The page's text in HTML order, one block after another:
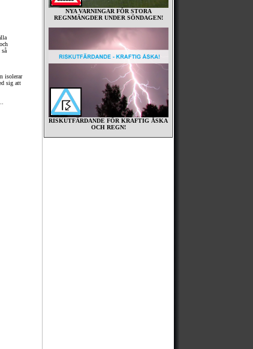
så
isolerar
sig att
NYA VARNINGAR FÖR STORA
REGNMÄNGDER UNDER SÖNDAGEN!
RISKUTFÄRDANDE FÖR KRAFTIG ÅSKA
OCH REGN!